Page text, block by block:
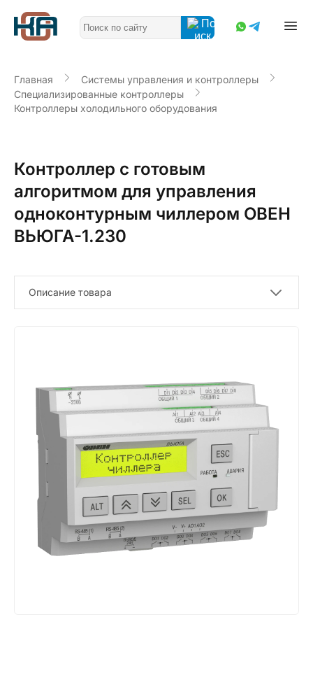
Главная
Системы управления и контроллеры
Специализированные контроллеры
Контроллеры холодильного оборудования
Контроллер с готовым
алгоритмом для управления
одноконтурным чиллером ОВЕН
ВЬЮГА-1.230
Описание товара